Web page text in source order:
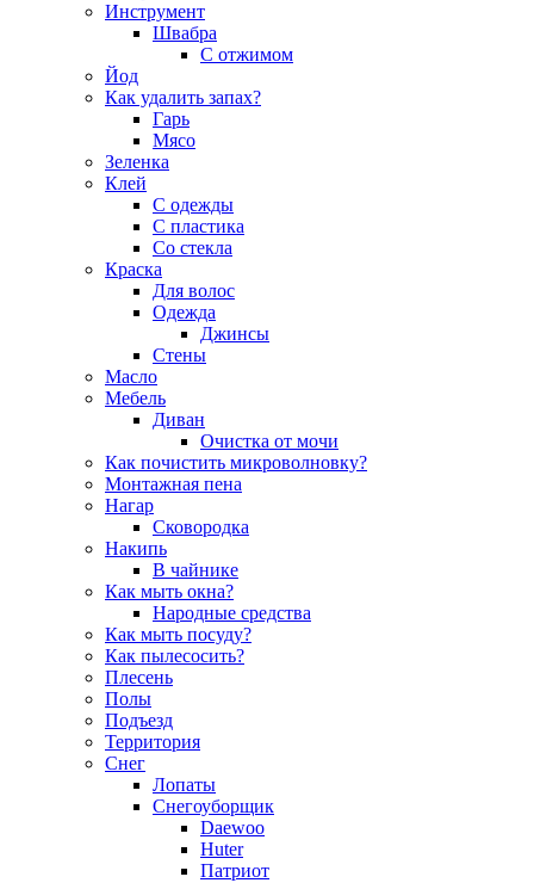
Инструмент
Швабра
С отжимом
Йод
Как удалить запах?
Гарь
Мясо
Зеленка
Клей
С одежды
С пластика
Со стекла
Краска
Для волос
Одежда
Джинсы
Стены
Масло
Мебель
Диван
Очистка от мочи
Как почистить микроволновку?
Монтажная пена
Нагар
Сковородка
Накипь
В чайнике
Как мыть окна?
Народные средства
Как мыть посуду?
Как пылесосить?
Плесень
Полы
Подъезд
Территория
Снег
Лопаты
Снегоуборщик
Daewoo
Huter
Патриот